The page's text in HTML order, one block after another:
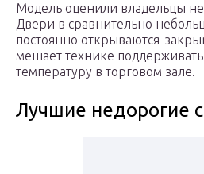
Модель оценили владельцы
Двери в сравнительно
постоянно открываются-
мешает технике
температуру в торговом зале.
Лучшие недорогие